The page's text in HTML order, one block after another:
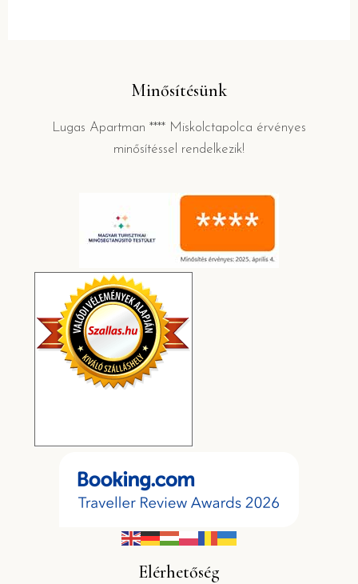
Minősítésünk
Lugas Apartman **** Miskolctapolca érvényes
minősítéssel rendelkezik!
Elérhetőség